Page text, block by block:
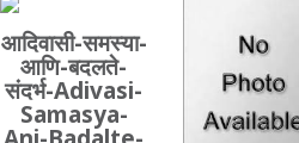
आदिवासी-समस्या-
आणि-बदलते-
संदर्भ-Adivasi-
Samasya-